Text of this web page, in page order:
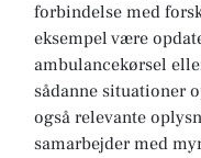
forbindelse med
eksempel være
ambulancekørsel
sådanne situationer
også relevante
samarbejder med